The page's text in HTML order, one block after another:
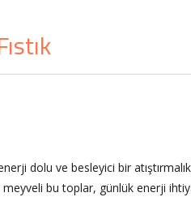
dolu ve besleyici bir
bu toplar, günlük enerji